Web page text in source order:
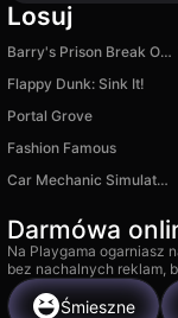
Losuj
Barry's Prison Break Original!
Flappy Dunk: Sink It!
Portal Grove
Fashion Famous
Car Mechanic Simulator: Fix Your Car!
Darmówa
Na Playgama ogarniasz
bez nachalnych reklam,
Śmieszne